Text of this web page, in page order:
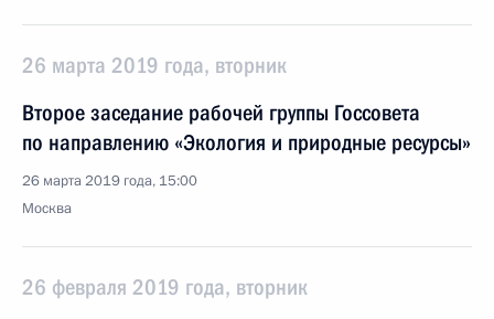
26 марта 2019 года, вторник
Второе заседание рабочей группы Госсовета
по направлению «Экология и природные ресурсы»
26 марта 2019 года, 15:00
Москва
26 февраля 2019 года, вторник